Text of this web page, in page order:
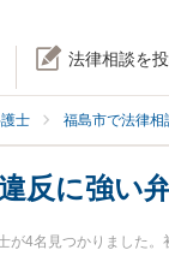
法律相談を
士 福島市で法律相
反に強い
が4名見つかりました